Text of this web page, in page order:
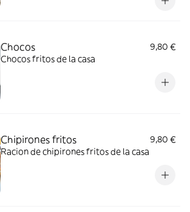
Chocos
9,80 €
Chocos fritos de la casa
Chipirones fritos
9,80 €
Racion de chipirones fritos de la casa